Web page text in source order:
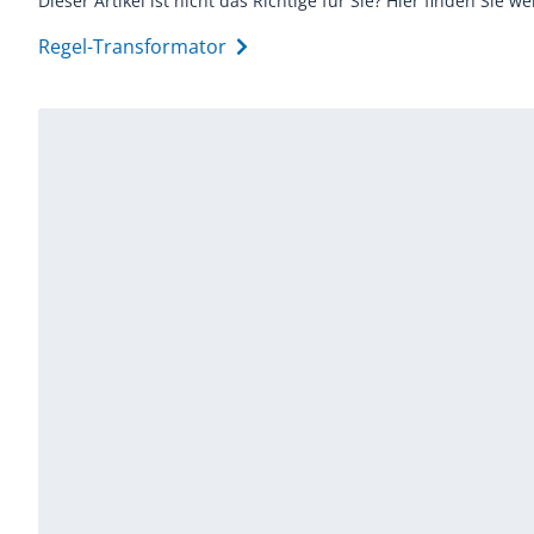
Regel-Transformator